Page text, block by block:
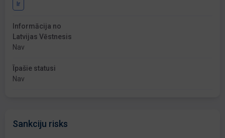
Ir
Informācija no
Latvijas Vēstnesis
Nav
Īpašie statusi
Nav
Sankciju risks